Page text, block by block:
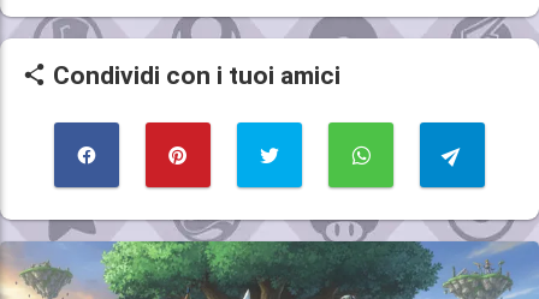
Condividi con i tuoi amici